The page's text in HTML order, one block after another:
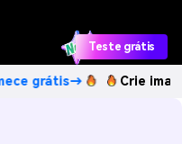
Teste grátis
Crie imagens